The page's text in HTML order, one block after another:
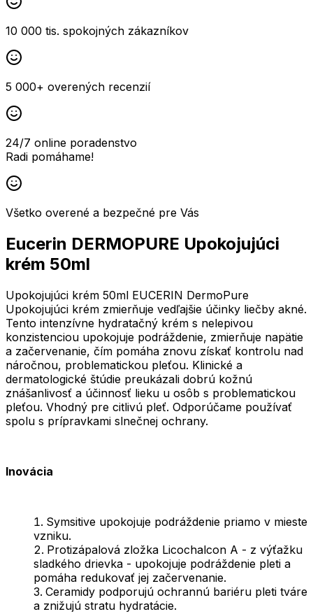
10 000 tis. spokojných zákazníkov
5 000+ overených recenzií
24/7 online poradenstvo
Radi pomáhame!
Všetko overené a bezpečné pre Vás
Eucerin DERMOPURE Upokojujúci
krém 50ml
Upokojujúci krém 50ml EUCERIN DermoPure
Upokojujúci krém zmierňuje vedľajšie účinky liečby akné.
Tento intenzívne hydratačný krém s nelepivou
konzistenciou upokojuje podráždenie, zmierňuje napätie
a začervenanie, čím pomáha znovu získať kontrolu nad
náročnou, problematickou pleťou. Klinické a
dermatologické štúdie preukázali dobrú kožnú
znášanlivosť a účinnosť lieku u osôb s problematickou
pleťou. Vhodný pre citlivú pleť. Odporúčame používať
spolu s prípravkami slnečnej ochrany.
Inovácia
Symsitive upokojuje podráždenie priamo v mieste
vzniku.
Protizápalová zložka Licochalcon A - z výťažku
sladkého drievka - upokojuje podráždenie pleti a
pomáha redukovať jej začervenanie.
Ceramidy podporujú ochrannú bariéru pleti tváre
a znižujú stratu hydratácie.